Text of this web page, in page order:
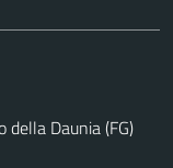
Daunia (FG)